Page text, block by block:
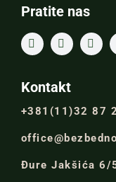
Pratite nas
Kontakt
+381(11)32 87
Đure Jakšića 6/